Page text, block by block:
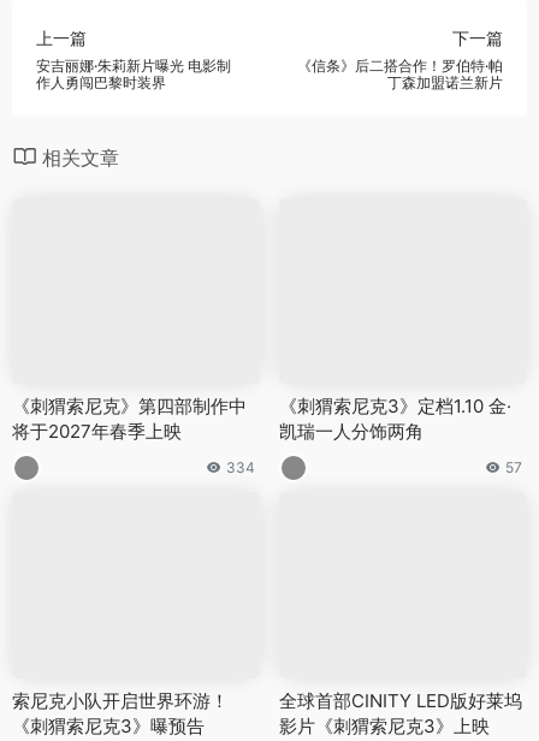
上一篇
安吉丽娜·朱莉新片曝光 电影制
作人勇闯巴黎时装界
下一篇
《信条》后二搭合作！罗伯特·帕
丁森加盟诺兰新片
相关文章
《刺猬索尼克》第四部制作中
将于2027年春季上映
334
《刺猬索尼克3》定档1.10 金·
凯瑞一人分饰两角
57
索尼克小队开启世界环游！
《刺猬索尼克3》曝预告
全球首部CINITY LED版好莱坞
影片《刺猬索尼克3》上映